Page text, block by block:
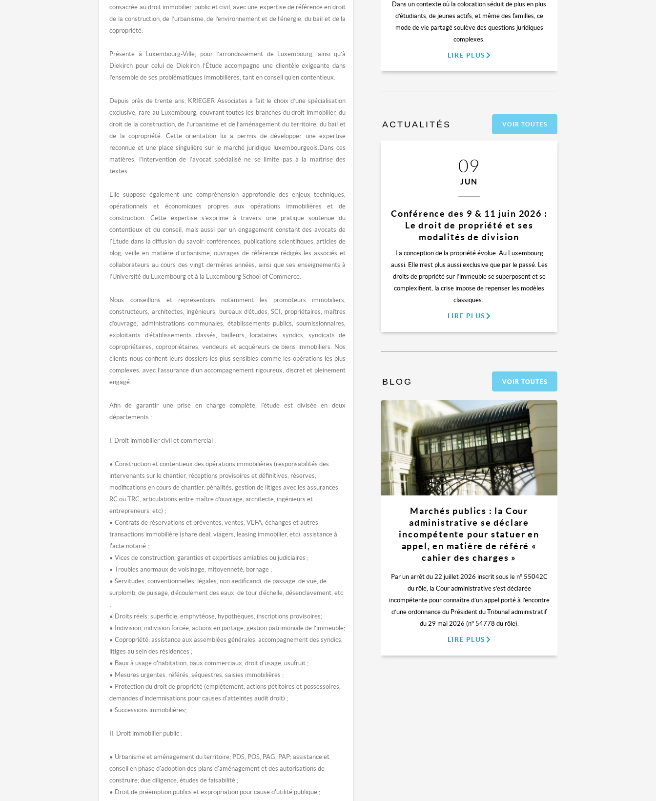
consacrée au droit immobilier, public et civil, avec une expertise de référence en droit
de la construction, de l’urbanisme, de l’environnement et de l’énergie, du bail et de la
copropriété.
Présente à Luxembourg-Ville, pour l’arrondissement de Luxembourg, ainsi qu’à
Diekirch pour celui de Diekirch l’Étude accompagne une clientèle exigeante dans
l’ensemble de ses problématiques immobilières, tant en conseil qu’en contentieux.
Depuis près de trente ans, KRIEGER Associates a fait le choix d’une spécialisation
exclusive, rare au Luxembourg, couvrant toutes les branches du droit immobilier, du
droit de la construction, de l’urbanisme et de l’aménagement du territoire, du bail et
de la copropriété. Cette orientation lui a permis de développer une expertise
reconnue et une place singulière sur le marché juridique luxembourgeois.Dans ces
matières, l’intervention de l’avocat spécialisé ne se limite pas à la maîtrise des
textes.
Elle suppose également une compréhension approfondie des enjeux techniques,
opérationnels et économiques propres aux opérations immobilières et de
construction. Cette expertise s’exprime à travers une pratique soutenue du
contentieux et du conseil, mais aussi par un engagement constant des avocats de
l'Etude dans la diffusion du savoir: conférences, publications scientifiques, articles de
blog, veille en matière d’urbanisme, ouvrages de référence rédigés les associés et
collaborateurs au cours des vingt dernières années, ainsi que ses enseignements à
l’Université du Luxembourg et à la Luxembourg School of Commerce.
Nous conseillons et représentons notamment les promoteurs immobiliers,
constructeurs, architectes, ingénieurs, bureaux d’études, SCI, propriétaires, maîtres
d’ouvrage, administrations communales, établissements publics, soumissionnaires,
exploitants d’établissements classés, bailleurs, locataires, syndics, syndicats de
copropriétaires, copropriétaires, vendeurs et acquéreurs de biens immobiliers. Nos
clients nous confient leurs dossiers les plus sensibles comme les opérations les plus
complexes, avec l’assurance d’un accompagnement rigoureux, discret et pleinement
engagé.
Afin de garantir une prise en charge complète, l'étude est divisée en deux
départements :
I. Droit immobilier civil et commercial :
• Construction et contentieux des opérations immobilières (responsabilités des
intervenants sur le chantier, réceptions provisoires et définitives, réserves,
modifications en cours de chantier, pénalités, gestion de litiges avec les assurances
RC ou TRC, articulations entre maître d’ouvrage, architecte, ingénieurs et
entrepreneurs, etc) ;
• Contrats de réservations et préventes, ventes, VEFA, échanges et autres
transactions immobilière (share deal, viagers, leasing immobilier, etc), assistance à
l'acte notarié ;
• Vices de construction, garanties et expertises amiables ou judiciaires ;
• Troubles anormaux de voisinage, mitoyenneté, bornage ;
• Servitudes, conventionnelles, légales, non aedificandi, de passage, de vue, de
surplomb, de puisage, d'écoulement des eaux, de tour d'échelle, désenclavement, etc
;
• Droits réels: superficie, emphytéose, hypothèques, inscriptions provisoires;
• Indivision, indivision forcée, actions en partage, gestion patrimoniale de l’immeuble;
• Copropriété: assistance aux assemblées générales, accompagnement des syndics,
litiges au sein des résidences ;
• Baux à usage d'habitation, baux commerciaux, droit d'usage, usufruit ;
• Mesures urgentes, référés, séquestres, saisies immobilières ;
• Protection du droit de propriété (empiètement, actions pétitoires et possessoires,
demandes d'indemnisations pour causes d'atteintes audit droit) ;
• Successions immobilières;
II. Droit immobilier public :
• Urbanisme et aménagement du territoire; PDS, POS, PAG, PAP; assistance et
conseil en phase d'adoption des plans d'aménagement et des autorisations de
construire; due diligence, études de faisabilité ;
• Droit de préemption publics et expropriation pour cause d'utilité publique ;
Dans un contexte où la colocation séduit de plus en plus
d’étudiants, de jeunes actifs, et même des familles, ce
mode de vie partagé soulève des questions juridiques
complexes.
LIRE PLUS
ACTUALITÉS VOIR TOUTES
09
JUN
Conférence des 9 & 11 juin 2026 :
Le droit de propriété et ses
modalités de division
La conception de la propriété évolue. Au Luxembourg
aussi. Elle n’est plus aussi exclusive que par le passé. Les
droits de propriété sur l’immeuble se superposent et se
complexifient, la crise impose de repenser les modèles
classiques.
LIRE PLUS
BLOG VOIR TOUTES
Marchés publics : la Cour
administrative se déclare
incompétente pour statuer en
appel, en matière de référé «
cahier des charges »
Par un arrêt du 22 juillet 2026 inscrit sous le n° 55042C
du rôle, la Cour administrative s’est déclarée
incompétente pour connaître d’un appel porté à l’encontre
d’une ordonnance du Président du Tribunal administratif
du 29 mai 2026 (n° 54778 du rôle).
LIRE PLUS